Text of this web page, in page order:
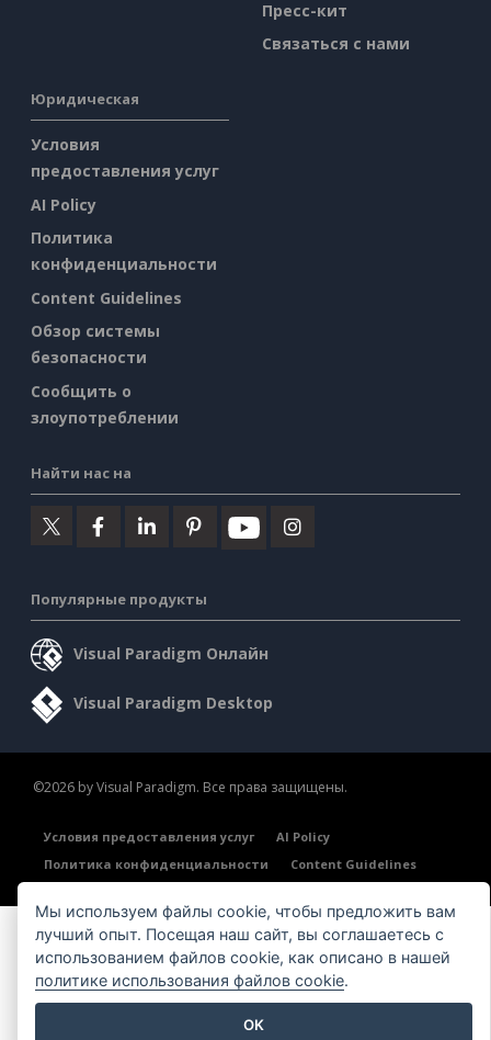
Пресс-кит
Связаться с нами
Юридическая
Условия
предоставления услуг
AI Policy
Политика
конфиденциальности
Content Guidelines
Обзор системы
безопасности
Сообщить о
злоупотреблении
Найти нас на
Популярные продукты
Visual Paradigm Онлайн
Visual Paradigm Desktop
©2026 by Visual Paradigm. Все права защищены.
Условия предоставления услуг
AI Policy
Политика конфиденциальности
Content Guidelines
Мы используем файлы cookie, чтобы предложить вам
лучший опыт. Посещая наш сайт, вы соглашаетесь с
использованием файлов cookie, как описано в нашей
политике использования файлов cookie.
OK